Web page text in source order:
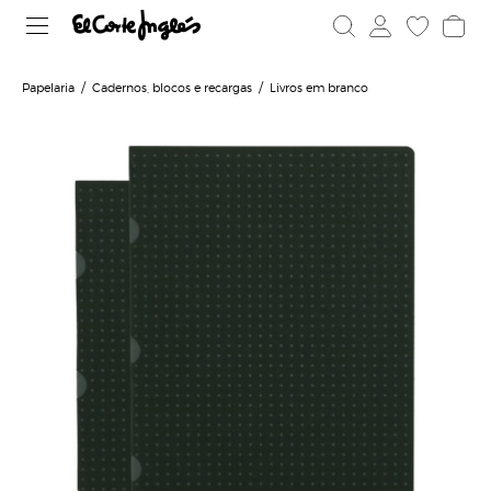
Papelaria Cadernos, blocos e recargas Livros em branco